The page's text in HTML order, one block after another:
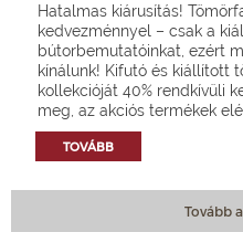
Hatalmas kiárusítás!
kedvezménnyel – csak a
bútorbemutatóinkat, ezért
kínálunk! Kifutó és kiállított
kollekcióját 40% rendkívüli
meg, az akciós termékek
TOVÁBB
Tovább